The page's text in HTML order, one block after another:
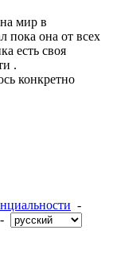
мир в
пока она от всех
есть своя
.
конкретно
-
-